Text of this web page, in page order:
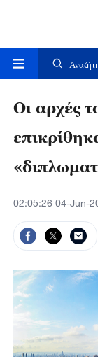
Οι αρχές
02:05:26 04-Jun-